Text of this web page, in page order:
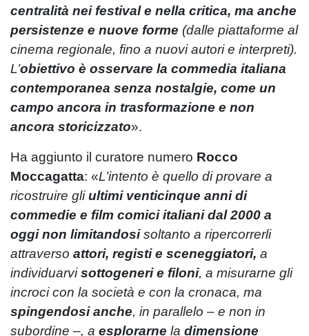
centralità nei festival e nella critica, ma anche
persistenze e nuove forme (dalle piattaforme al
cinema regionale, fino a nuovi autori e interpreti).
L’obiettivo è osservare la commedia italiana
contemporanea senza nostalgie, come un
campo ancora in trasformazione e non
ancora storicizzato».
Ha aggiunto il curatore numero Rocco
Moccagatta: «L’intento è quello di provare a
ricostruire gliultimi venticinque anni di
commedie e film comici italiani dal 2000 a
oggi non limitandosisoltanto a ripercorrerli
attraverso attori, registi e sceneggiatori, a
individuarvisottogeneri e filoni, a misurarne gli
incroci con la società e con la cronaca, ma
spingendosi anche, in parallelo – e non in
subordine –, a esplorarne la dimensione